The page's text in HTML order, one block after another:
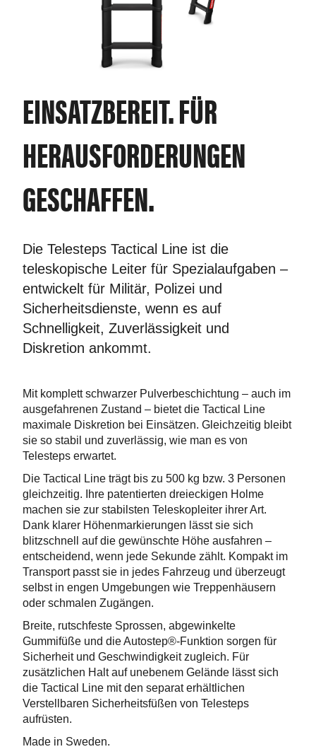
EINSATZBEREIT. FÜR
HERAUSFORDERUNGEN
GESCHAFFEN.
Die Telesteps Tactical Line ist die
teleskopische Leiter für Spezialaufgaben –
entwickelt für Militär, Polizei und
Sicherheitsdienste, wenn es auf
Schnelligkeit, Zuverlässigkeit und
Diskretion ankommt.
Mit komplett schwarzer Pulverbeschichtung – auch im
ausgefahrenen Zustand – bietet die Tactical Line
maximale Diskretion bei Einsätzen. Gleichzeitig bleibt
sie so stabil und zuverlässig, wie man es von
Telesteps erwartet.
Die Tactical Line trägt bis zu 500 kg bzw. 3 Personen
gleichzeitig. Ihre patentierten dreieckigen Holme
machen sie zur stabilsten Teleskopleiter ihrer Art.
Dank klarer Höhenmarkierungen lässt sie sich
blitzschnell auf die gewünschte Höhe ausfahren –
entscheidend, wenn jede Sekunde zählt. Kompakt im
Transport passt sie in jedes Fahrzeug und überzeugt
selbst in engen Umgebungen wie Treppenhäusern
oder schmalen Zugängen.
Breite, rutschfeste Sprossen, abgewinkelte
Gummifüße und die Autostep®-Funktion sorgen für
Sicherheit und Geschwindigkeit zugleich. Für
zusätzlichen Halt auf unebenem Gelände lässt sich
die Tactical Line mit den separat erhältlichen
Verstellbaren Sicherheitsfüßen von Telesteps
aufrüsten.
Made in Sweden.